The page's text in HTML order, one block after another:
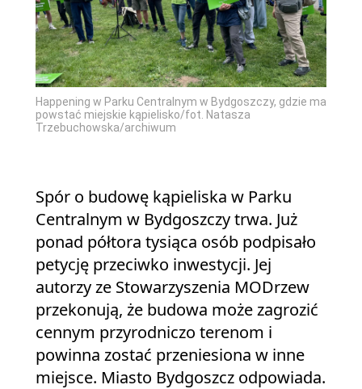
Happening w Parku Centralnym w Bydgoszczy, gdzie ma
powstać miejskie kąpielisko/fot. Natasza
Trzebuchowska/archiwum
Spór o budowę kąpieliska w Parku
Centralnym w Bydgoszczy trwa. Już
ponad półtora tysiąca osób podpisało
petycję przeciwko inwestycji. Jej
autorzy ze Stowarzyszenia MODrzew
przekonują, że budowa może zagrozić
cennym przyrodniczo terenom i
powinna zostać przeniesiona w inne
miejsce. Miasto Bydgoszcz odpowiada.